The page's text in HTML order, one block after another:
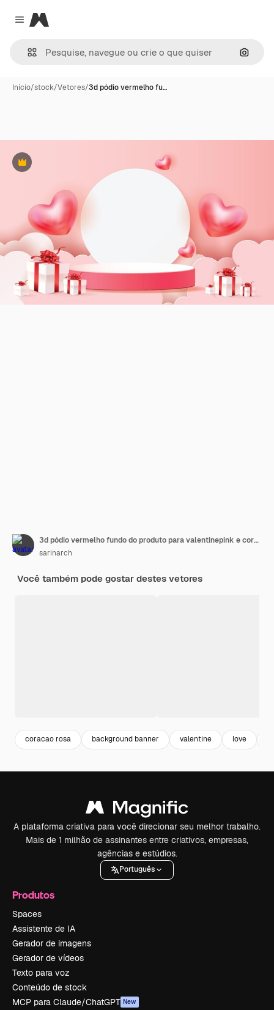
Close menu
Magnific
Início/stock/Vetores/3d pódio vermelho fu…
Premium
3d pódio vermelho fundo do produto para valentinepink e coração amor romance conceito vetor
sarinarch
Você também pode gostar destes vetores
coracao rosa background banner valentine love
A plataforma criativa para você direcionar seu melhor trabalho.
Mais de 1 milhão de assinantes entre criativos, empresas,
agências e estúdios.
Português
Produtos
Spaces
Assistente de IA
Gerador de imagens
Gerador de vídeos
Texto para voz
Conteúdo de stock
MCP para Claude/ChatGPT New